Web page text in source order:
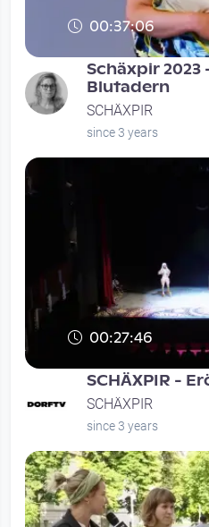
00:37:06
Schäxpir
Blutadern
SCHÄXPIR
since 3 years
00:27:46
SCHÄXPIR -
SCHÄXPIR
since 3 years